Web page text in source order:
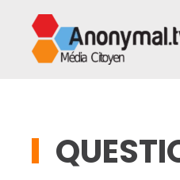
Accéder au contenu